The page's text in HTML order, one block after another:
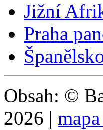
Jižní
Praha
Obsah: ©
2026 |